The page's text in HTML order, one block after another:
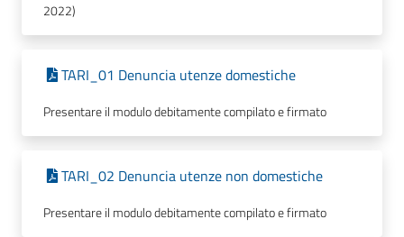
2022)
TARI_01 Denuncia utenze domestiche
Presentare il modulo debitamente compilato e firmato
TARI_02 Denuncia utenze non domestiche
Presentare il modulo debitamente compilato e firmato